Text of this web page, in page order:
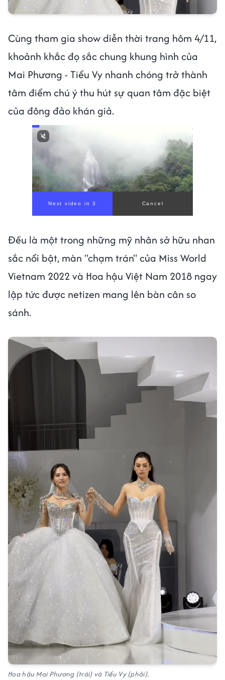
Cùng tham gia show diễn thời trang hôm 4/11,
khoảnh khắc đọ sắc chung khung hình của
Mai Phương - Tiểu Vy nhanh chóng trở thành
tâm điểm chú ý thu hút sự quan tâm đặc biệt
của đông đảo khán giả.
Next video in 1 Cancel
Đều là một trong những mỹ nhân sở hữu nhan
sắc nổi bật, màn "chạm trán" của Miss World
Vietnam 2022 và Hoa hậu Việt Nam 2018 ngay
lập tức được netizen mang lên bàn cân so
sánh.
Hoa hậu Mai Phương (trái) và Tiểu Vy (phải).